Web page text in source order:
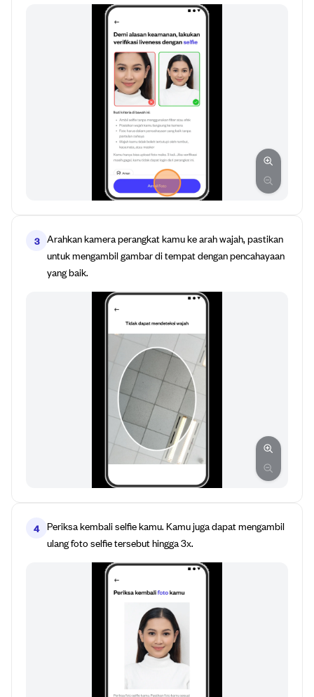
3 Arahkan kamera perangkat kamu ke arah wajah, pastikan
untuk mengambil gambar di tempat dengan pencahayaan
yang baik.
4 Periksa kembali selfie kamu. Kamu juga dapat mengambil
ulang foto selfie tersebut hingga 3x.